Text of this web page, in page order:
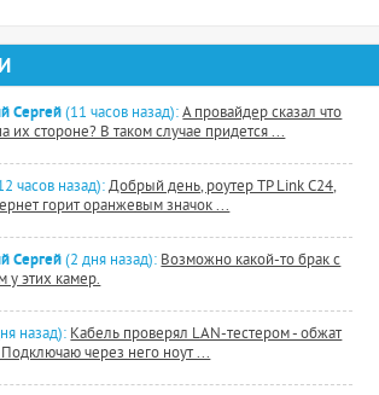
Сергей (11 часов назад): А провайдер сказал что
их стороне? В таком случае придется ...
часов назад): Добрый день, роутер TP Link C24,
горит оранжевым значок ...
Сергей (2 дня назад): Возможно какой-то брак с
у этих камер.
назад): Кабель проверял LAN-тестером - обжат
через него ноут ...